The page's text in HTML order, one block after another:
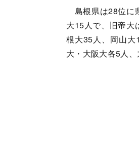
島根県は28位に
大15人で、旧帝大
根大35人、岡山
大・大阪大各5人、